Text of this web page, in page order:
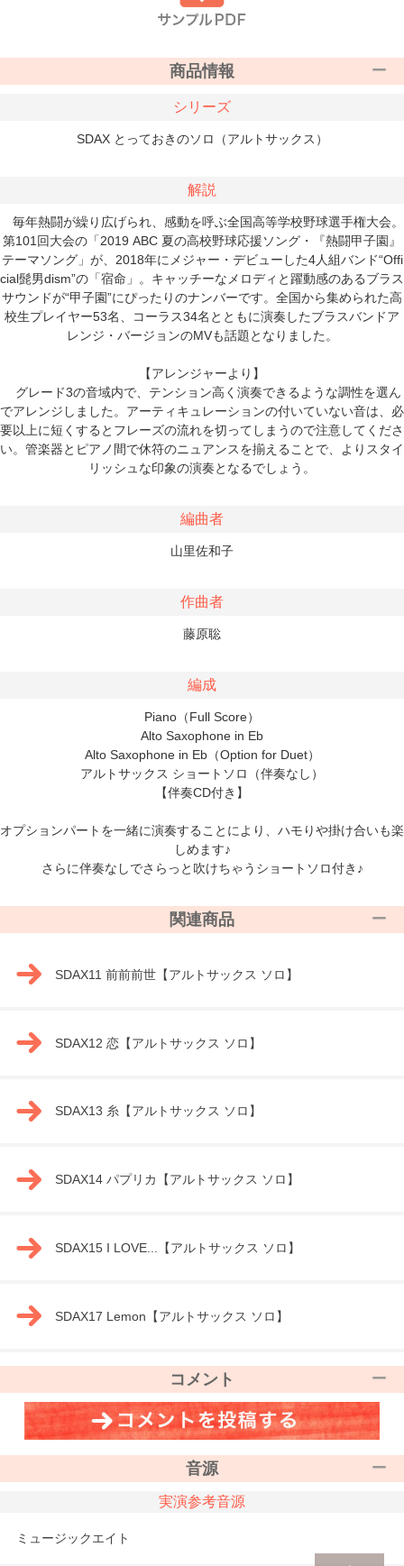
商品情報
シリーズ
SDAX とっておきのソロ（アルトサックス）
解説
毎年熱闘が繰り広げられ、感動を呼ぶ全国高等学校野球選手権大会。
第101回大会の「2019 ABC 夏の高校野球応援ソング・『熱闘甲子園』
テーマソング」が、2018年にメジャー・デビューした4人組バンド“Offi
cial髭男dism”の「宿命」。キャッチーなメロディと躍動感のあるブラス
サウンドが“甲子園”にぴったりのナンバーです。全国から集められた高
校生プレイヤー53名、コーラス34名とともに演奏したブラスバンドア
レンジ・バージョンのMVも話題となりました。
【アレンジャーより】
グレード3の音域内で、テンション高く演奏できるような調性を選ん
でアレンジしました。アーティキュレーションの付いていない音は、必
要以上に短くするとフレーズの流れを切ってしまうので注意してくださ
い。管楽器とピアノ間で休符のニュアンスを揃えることで、よりスタイ
リッシュな印象の演奏となるでしょう。
編曲者
山里佐和子
作曲者
藤原聡
編成
Piano（Full Score）
Alto Saxophone in Eb
Alto Saxophone in Eb（Option for Duet）
アルトサックス ショートソロ（伴奏なし）
【伴奏CD付き】
オプションパートを一緒に演奏することにより、ハモりや掛け合いも楽
しめます♪
さらに伴奏なしでさらっと吹けちゃうショートソロ付き♪
関連商品
SDAX11 前前前世【アルトサックス ソロ】
SDAX12 恋【アルトサックス ソロ】
SDAX13 糸【アルトサックス ソロ】
SDAX14 パプリカ【アルトサックス ソロ】
SDAX15 I LOVE...【アルトサックス ソロ】
SDAX17 Lemon【アルトサックス ソロ】
コメント
音源
実演参考音源
ミュージックエイト